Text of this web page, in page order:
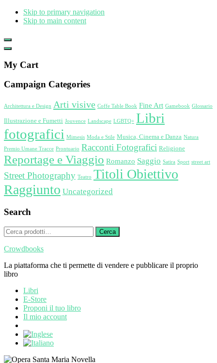
Skip to primary navigation
Skip to main content
Show
Offscreen
Hide
Content
My Cart
Campaign Categories
Architettura e Design Arti visive Coffe Table Book Fine Art Gamebook Glossario
Illustrazione e Fumetti Jouvence Landscape LGBTQ+ Libri
fotografici Mimesis Moda e Stile Musica, Cinema e Danza Natura
Premio Umane Tracce Prontuario Racconti Fotografici Religione
Reportage e Viaggio Romanzo Saggio Satira Sport street art
Street Photography Teatro Titoli Obiettivo
Raggiunto Uncategorized
Search
Cerca: Cerca
Crowdbooks
La piattaforma che ti permette di vendere e pubblicare il proprio
libro
Libri
E-Store
Proponi il tuo libro
Il mio account